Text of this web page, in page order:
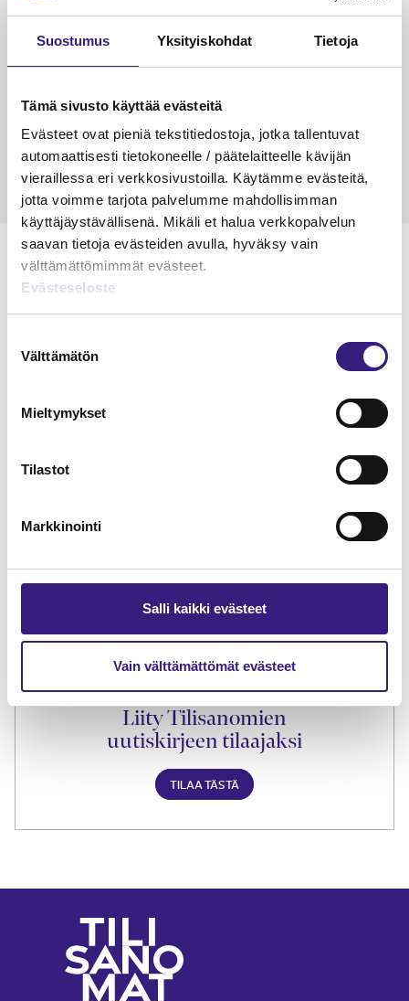
Suostumus Yksityiskohdat Tietoja
Tämä sivusto käyttää evästeitä
Evästeet ovat pieniä tekstitiedostoja, jotka tallentuvat
automaattisesti tietokoneelle / päätelaitteelle kävijän
vieraillessa eri verkkosivustoilla. Käytämme evästeitä,
jotta voimme tarjota palvelumme mahdollisimman
käyttäjäystävällisenä. Mikäli et halua verkkopalvelun
saavan tietoja evästeiden avulla, hyväksy vain
välttämättömimmät evästeet.
Evästeseloste
valinta
Välttämätön
Mieltymykset
Tilastot
Markkinointi
Salli kaikki evästeet
Vain välttämättömät evästeet
Kulu­veloitukset arvon­lisä­
verotuksessa – omien kulujen
veloitus, kulujen edelleen­
Petri Salomaa
15.5.2023
Lue Tilisanomien
TILAA TÄSTÄ
Liity Tilisanomien
uutiskirjeen tilaajaksi
TILAA TÄSTÄ